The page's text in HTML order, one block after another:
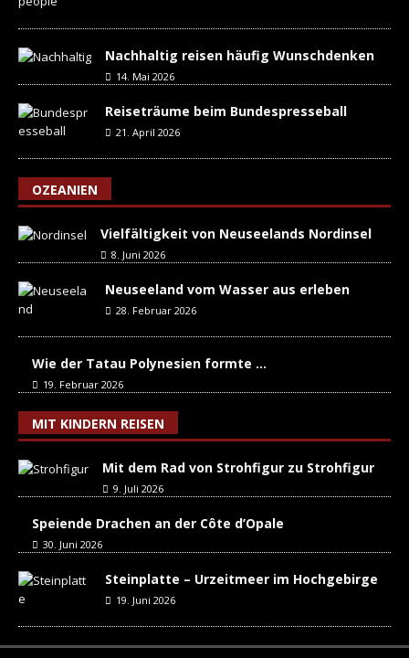
Nachhaltig reisen häufig Wunschdenken
14. Mai 2026
Reiseträume beim Bundespresseball
21. April 2026
OZEANIEN
Vielfältigkeit von Neuseelands Nordinsel
8. Juni 2026
Neuseeland vom Wasser aus erleben
28. Februar 2026
Wie der Tatau Polynesien formte …
19. Februar 2026
MIT KINDERN REISEN
Mit dem Rad von Strohfigur zu Strohfigur
9. Juli 2026
Speiende Drachen an der Côte d’Opale
30. Juni 2026
Steinplatte – Urzeitmeer im Hochgebirge
19. Juni 2026